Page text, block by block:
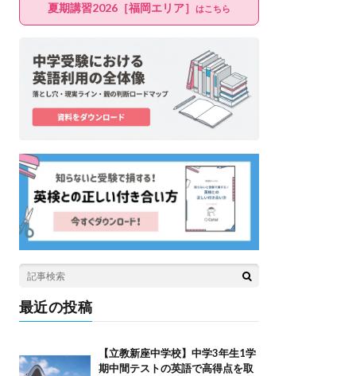
夏期講習2026［福岡エリア］ はこちら
最近の投稿
【立教新座中学校】中学3年生1学
期中間テストの英語で高得点を取